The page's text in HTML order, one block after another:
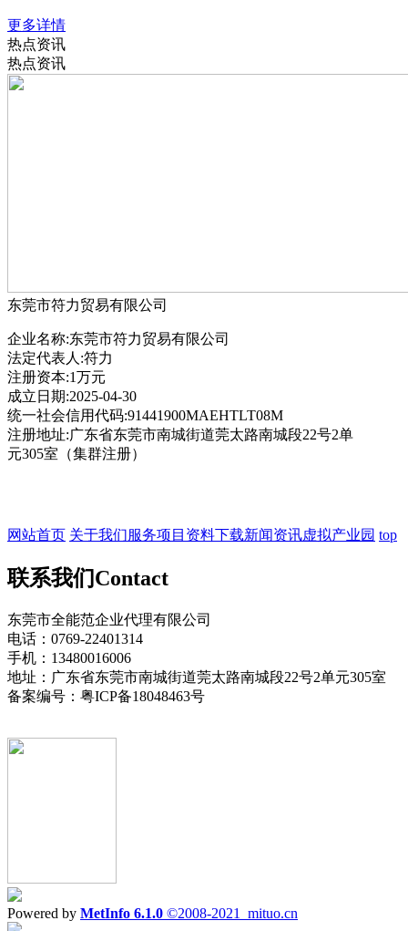
更多详情
热点资讯
热点资讯
东莞市符力贸易有限公司
企业名称:东莞市符力贸易有限公司
法定代表人:符力
注册资本:1万元
成立日期:2025-04-30
统一社会信用代码:91441900MAEHTLT08M
注册地址:广东省东莞市南城街道莞太路南城段22号2单
元305室（集群注册）
网站首页 关于我们服务项目 资料下载新闻资讯虚拟产业园 top
联系我们Contact
东莞市全能范企业代理有限公司
电话：0769-22401314
手机：13480016006
地址：广东省东莞市南城街道莞太路南城段22号2单元305室
备案编号：粤ICP备18048463号
Powered by MetInfo 6.1.0 ©2008-2021 mituo.cn